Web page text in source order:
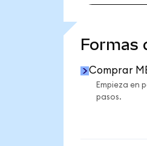
Formas
Comprar
Empieza en
pasos.